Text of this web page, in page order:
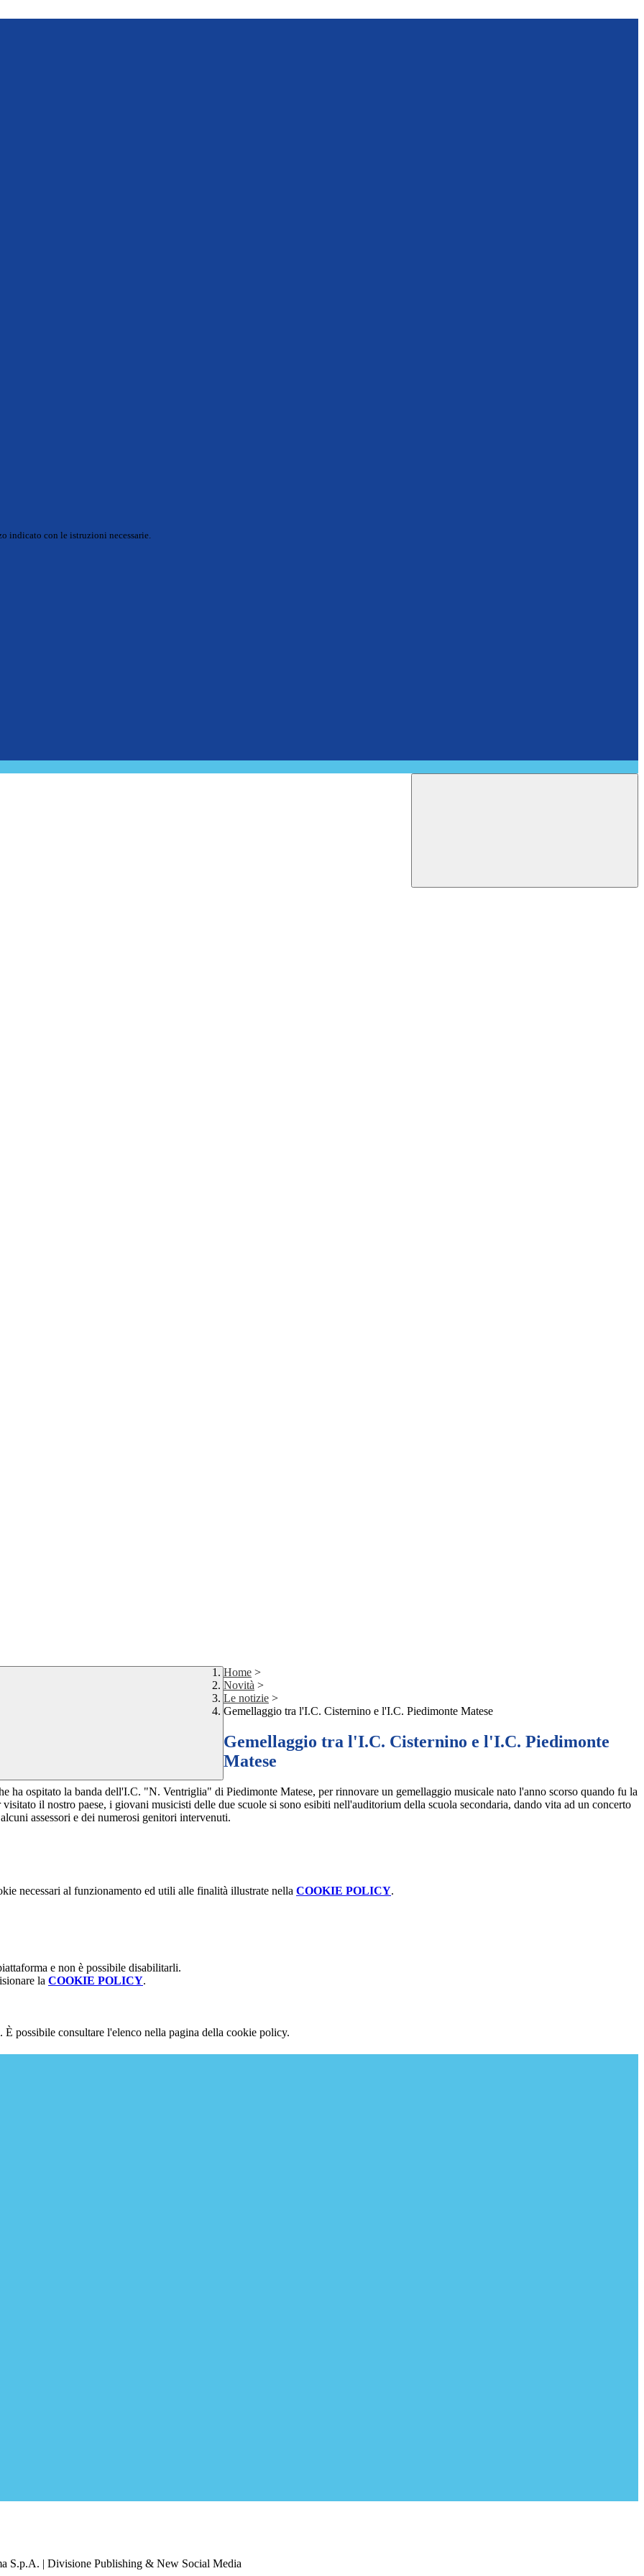
indicato con le istruzioni necessarie.
Home >
Novità >
Le notizie >
Gemellaggio tra l'I.C. Cisternino e l'I.C. Piedimonte Matese
Gemellaggio tra l'I.C. Cisternino e l'I.C. Piedimonte
Matese
ha ospitato la banda dell'I.C. "N. Ventriglia" di Piedimonte Matese, per rinnovare un gemellaggio musicale nato l'anno scorso quando fu la
il nostro paese, i giovani musicisti delle due scuole si sono esibiti nell'auditorium della scuola secondaria, dando vita ad un concerto
assessori e dei numerosi genitori intervenuti.
necessari al funzionamento ed utili alle finalità illustrate nella COOKIE POLICY.
e non è possibile disabilitarli.
la COOKIE POLICY.
possibile consultare l'elenco nella pagina della cookie policy.
S.p.A. | Divisione Publishing & New Social Media